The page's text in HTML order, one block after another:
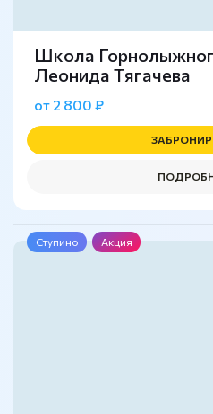
Школа
Леонида Тягачева
от 2 800 ₽
Ступино Акция